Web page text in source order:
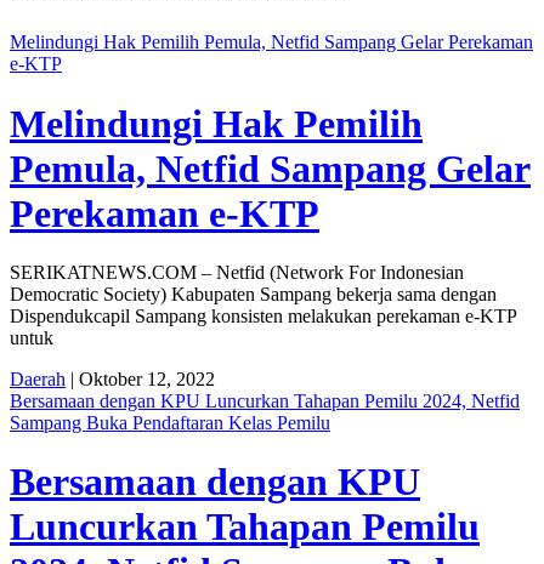
Melindungi Hak Pemilih Pemula, Netfid Sampang Gelar Perekaman
e-KTP
Melindungi Hak Pemilih
Pemula, Netfid Sampang Gelar
Perekaman e-KTP
SERIKATNEWS.COM – Netfid (Network For Indonesian
Democratic Society) Kabupaten Sampang bekerja sama dengan
Dispendukcapil Sampang konsisten melakukan perekaman e-KTP
untuk
Daerah | Oktober 12, 2022
Bersamaan dengan KPU Luncurkan Tahapan Pemilu 2024, Netfid
Sampang Buka Pendaftaran Kelas Pemilu
Bersamaan dengan KPU
Luncurkan Tahapan Pemilu